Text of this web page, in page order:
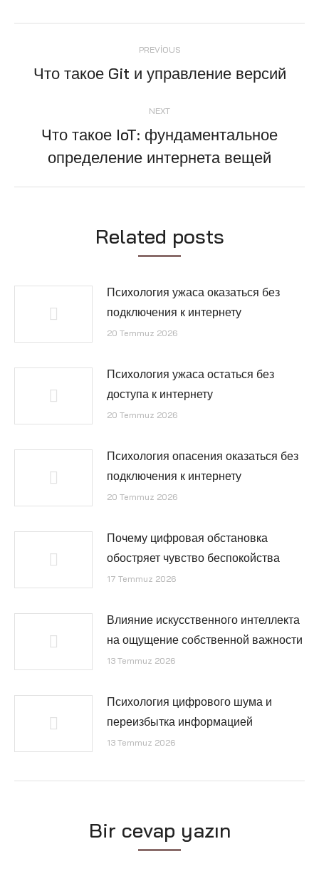
navigation
PREVIOUS
Previous
Что такое Git и управление версий
NEXT
Next
post:
Что такое IoT: фундаментальное
определение интернета вещей
Related posts
Психология ужаса оказаться без
подключения к интернету
20 Temmuz 2026
Психология ужаса остаться без
доступа к интернету
20 Temmuz 2026
Психология опасения оказаться без
подключения к интернету
20 Temmuz 2026
Почему цифровая обстановка
обостряет чувство беспокойства
17 Temmuz 2026
Влияние искусственного интеллекта
на ощущение собственной важности
13 Temmuz 2026
Психология цифрового шума и
переизбытка информацией
13 Temmuz 2026
Bir cevap yazın